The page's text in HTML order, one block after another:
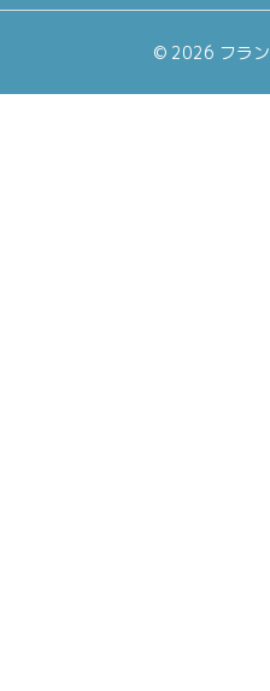
©2026 フラン